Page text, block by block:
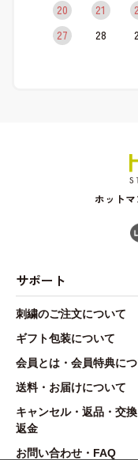
20
21
27
28
ホット
サポート
刺繍のご注文について
ギフト包装について
会員とは・会員特典に
送料・お届けについて
キャンセル・返品・交
返金
お問い合わせ・FAQ